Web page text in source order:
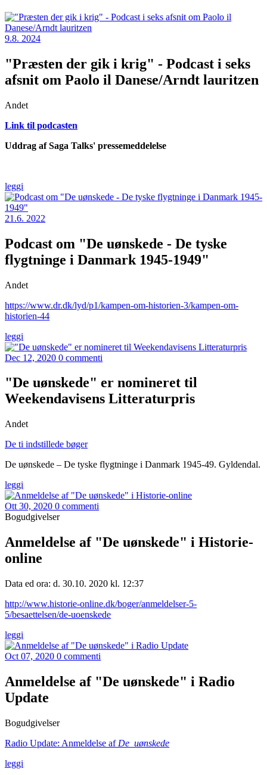
9.8. 2024
"Præsten der gik i krig" - Podcast i seks
afsnit om Paolo il Danese/Arndt lauritzen
Andet
Link til podcasten
Uddrag af Saga Talks' pressemeddelelse
leggi
21.6. 2022
Podcast om "De uønskede - De tyske
flygtninge i Danmark 1945-1949"
Andet
https://www.dr.dk/lyd/p1/kampen-om-historien-3/kampen-om-
historien-44
leggi
Dec 12, 2020 0 commenti
"De uønskede" er nomineret til
Weekendavisens Litteraturpris
Andet
De ti indstillede bøger
De uønskede – De tyske flygtninge i Danmark 1945-49. Gyldendal.
leggi
Ott 30, 2020 0 commenti
Bogudgivelser
Anmeldelse af "De uønskede" i Historie-
online
Data ed ora: d. 30.10. 2020 kl. 12:37
http://www.historie-online.dk/boger/anmeldelser-5-
5/besaettelsen/de-uoenskede
leggi
Oct 07, 2020 0 commenti
Anmeldelse af "De uønskede" i Radio
Update
Bogudgivelser
Radio Update: Anmeldelse af De uønskede
leggi